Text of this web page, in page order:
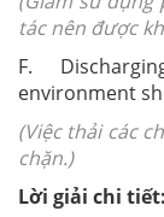
tác nên được
F.
environment
(Việc thải các
chặn.)
Lời giải chi tiết: